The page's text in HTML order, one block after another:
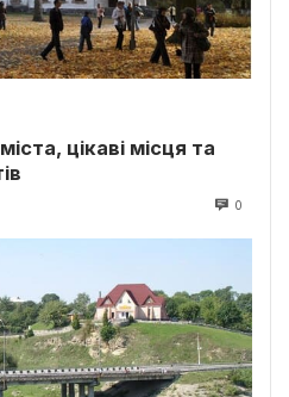
цікаві місця та
0